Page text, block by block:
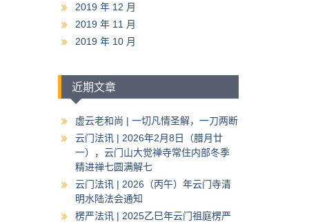
2019 年 12 月
2019 年 11 月
2019 年 10 月
近期文章
虚云老和尚 | 一切凡情圣解，一刀两断
云门法讯 | 2026年2月8日（腊月廿
一），云门山大觉禅寺常住内部冬季
精进禅七圆满解七
云门法讯 | 2026（丙午）年云门寺清
明水陆法会通知
楞严法讯 | 2025乙巳年云门祖庭楞严